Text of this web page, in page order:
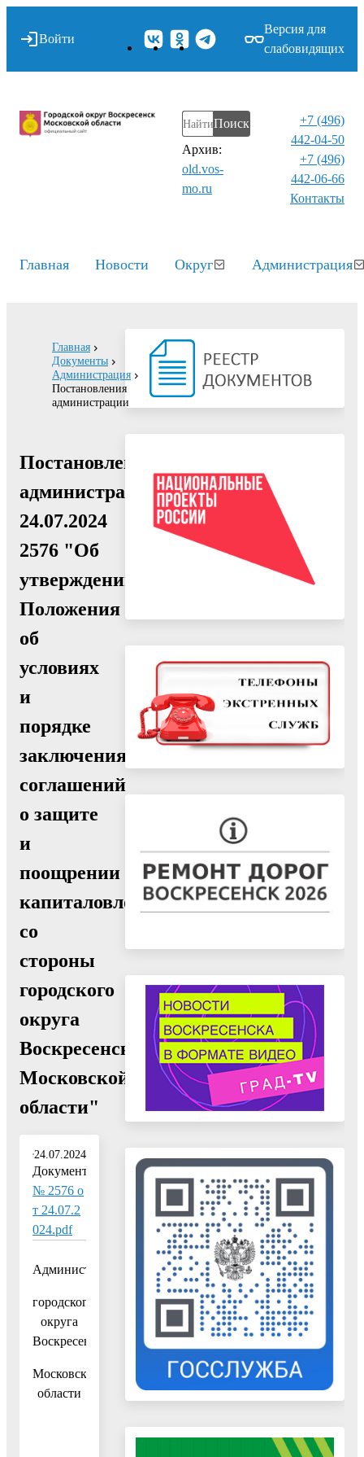
Войти
Версия для
слабовидящих
Поиск
Архив:
old.vos-
mo.ru
+7 (496)
442-04-50
+7 (496)
442-06-66
Контакты⁠
Главная Новости Округ Администрация
Главная
Документы
Администрация
Постановления
администрации
Постановление
администрации
24.07.2024
2576 "Об
утверждении
Положения
об
условиях
и
порядке
заключения
соглашений
о защите
и
поощрении
капиталовложений
со
стороны
городского
округа
Воскресенск
Московской
области"
24.07.2024
Документ:
№ 2576 о
т 24.07.2
024.pdf
Администрация
городского
округа
Воскресенск
Московской
области